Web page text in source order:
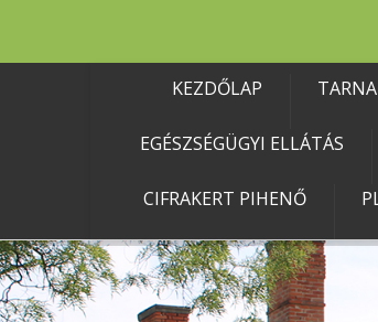
KEZDŐLAP
EGÉSZSÉGÜGYI ELLÁTÁS
CIFRAKERT PIHENŐ